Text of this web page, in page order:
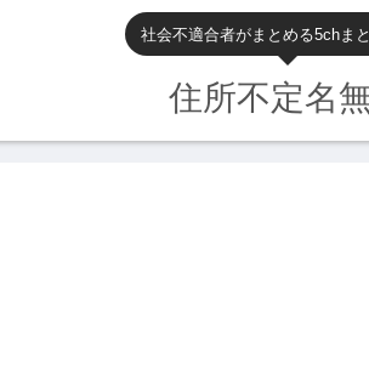
社会不適合者がまとめる5chま
住所不定名